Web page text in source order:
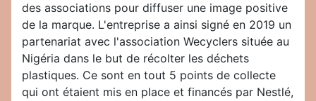
des associations pour diffuser une image positive
de la marque. L'entreprise a ainsi signé en 2019 un
partenariat avec l'association Wecyclers située au
Nigéria dans le but de récolter les déchets
plastiques. Ce sont en tout 5 points de collecte
qui ont étaient mis en place et financés par Nestlé,